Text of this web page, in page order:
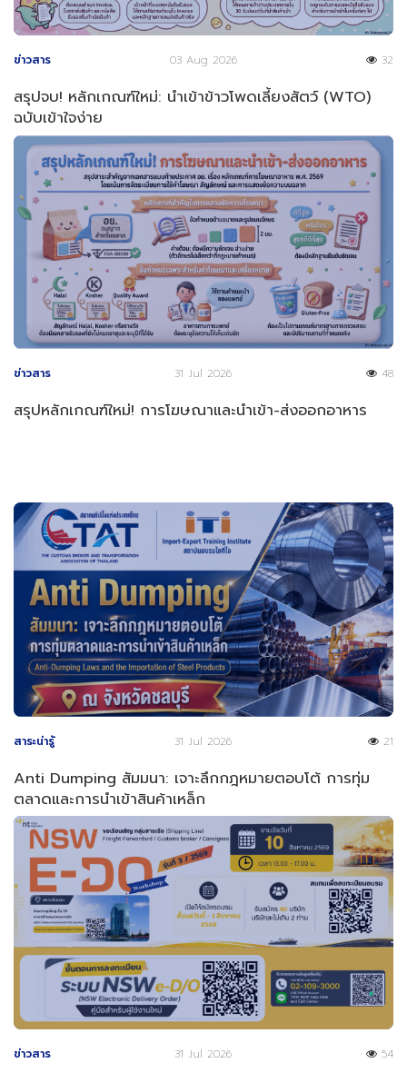
ข่าวสาร 03 Aug 2026 32
สรุปจบ! หลักเกณฑ์ใหม่: นำเข้าข้าวโพดเลี้ยงสัตว์ (WTO)
ฉบับเข้าใจง่าย
ข่าวสาร 31 Jul 2026 48
สรุปหลักเกณฑ์ใหม่! การโฆษณาและนำเข้า-ส่งออกอาหาร
สาระน่ารู้ 31 Jul 2026 21
Anti Dumping สัมมนา: เจาะลึกกฎหมายตอบโต้ การทุ่ม
ตลาดและการนำเข้าสินค้าเหล็ก
ข่าวสาร 31 Jul 2026 54